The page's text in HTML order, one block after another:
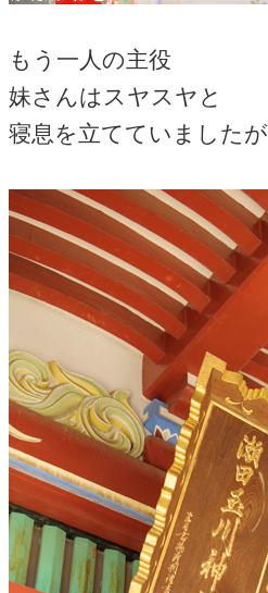
もう一人の主役
妹さんはスヤスヤと
寝息を立てていましたが